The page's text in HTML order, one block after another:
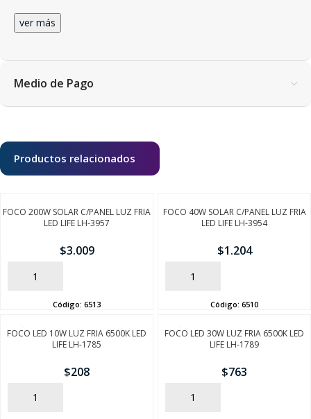
ver más
Medio de Pago
Productos relacionados
FOCO 200W SOLAR C/PANEL LUZ FRIA
LED LIFE LH-3957
$3.009
AÑADIR
Código: 6513
FOCO 40W SOLAR C/PANEL LUZ FRIA
LED LIFE LH-3954
$1.204
AÑADIR
Código: 6510
FOCO LED 10W LUZ FRIA 6500K LED
LIFE LH-1785
$208
AÑADIR
FOCO LED 30W LUZ FRIA 6500K LED
LIFE LH-1789
$763
AÑADIR